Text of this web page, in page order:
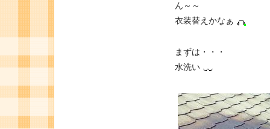
ん～～
衣装替えかなぁ
まずは・・・
水洗い